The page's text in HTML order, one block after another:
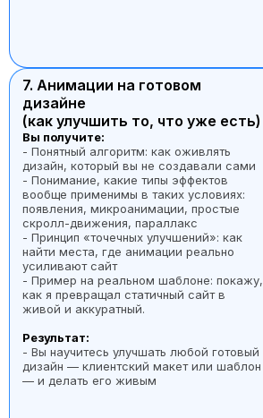
7. Анимации на готовом
дизайне
(как улучшить то, что уже есть)
Вы получите:
- Понятный алгоритм: как оживлять
дизайн, который вы не создавали сами
- Понимание, какие типы эффектов
вообще применимы в таких условиях:
появления, микроанимации, простые
скролл-движения, параллакс
- Принцип «точечных улучшений»: как
найти места, где анимации реально
усиливают сайт
- Пример на реальном шаблоне: покажу,
как я превращал статичный сайт в
живой и аккуратный.
Результат:
- Вы научитесь улучшать любой готовый
дизайн — клиентский макет или шаблон
— и делать его живым